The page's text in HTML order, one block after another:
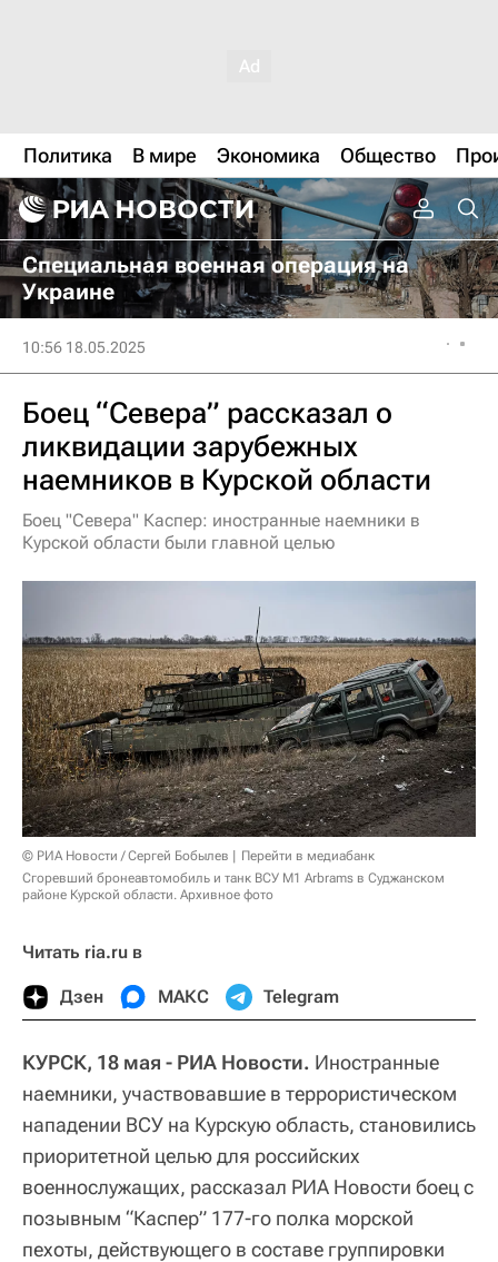
Политика В мире Экономика Общество
Специальная военная операция на
Украине
10:56 18.05.2025
Боец “Севера” рассказал о
ликвидации зарубежных
наемников в Курской области
Боец "Севера" Каспер: иностранные наемники в
Курской области были главной целью
© РИА Новости / Сергей Бобылев
Перейти в медиабанк
Сгоревший бронеавтомобиль и танк ВСУ M1 Arbrams в Суджанском
районе Курской области. Архивное фото
Читать ria.ru в
Дзен МАКС Telegram
КУРСК, 18 мая - РИА Новости. Иностранные
наемники, участвовавшие в террористическом
нападении ВСУ на Курскую область, становились
приоритетной целью для российских
военнослужащих, рассказал РИА Новости боец с
позывным “Каспер” 177-го полка морской
пехоты, действующего в составе группировки